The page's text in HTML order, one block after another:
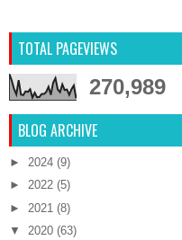
TOTAL PAGEVIEWS
270,989
BLOG ARCHIVE
► 2024 (9)
► 2022 (5)
► 2021 (8)
▼
2020 (63)